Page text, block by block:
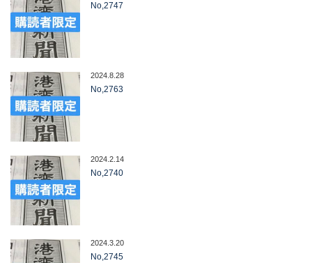
No,2747
2024.8.28
No,2763
2024.2.14
No,2740
2024.3.20
No,2745